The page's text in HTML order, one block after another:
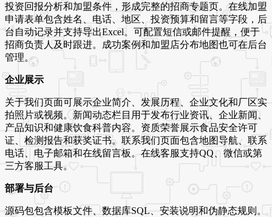
投资回报分析和加盟条件，形成完整的招商专题页。在线加盟
申请表单包含姓名、电话、地区、投资预算和留言等字段，后
台自动记录并支持导出Excel。可配置短信或邮件提醒，便于
招商负责人及时跟进。成功案例和加盟店分布地图也可在后台
管理。
企业展示
关于我们页面可展示企业简介、发展历程、企业文化和厂区实
拍照片或视频。新闻动态栏目用于发布行业资讯、企业新闻、
产品知识和健康饮食科普内容。资质荣誉展示食品安全许可
证、检测报告和获奖证书。联系我们页面包含地图导航、联系
电话、电子邮箱和在线留言板。在线客服支持QQ、微信或第
三方客服工具。
部署与后台
源码包包含模板文件、数据库SQL、安装说明和伪静态规则。